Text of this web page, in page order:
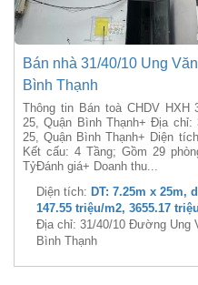
Bán nhà 31/40/10 Ung
Bình Thạnh
Thông tin Bán toà CHDV HXH
25, Quận Bình Thạnh+ Địa chỉ:
25, Quận Bình Thạnh+ Diện
Kết cấu: 4 Tầng; Gồm 29
TỷĐánh giá+ Doanh thu...
Diện tích: DT: 7.25m x 25m,
147.55 triệu/m2, 3655.17
Địa chỉ: 31/40/10 Đường Ung
Bình Thạnh